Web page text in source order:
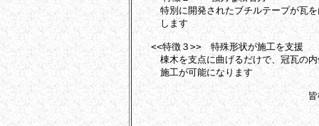
特別に開発されたブチルテープが瓦を
します
<<特徴３>>　特殊形状が施工を支援
棟木を支点に曲げるだけで、冠瓦の内
施工が可能になります
皆様と創ります
株式会社　